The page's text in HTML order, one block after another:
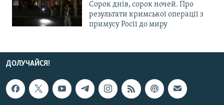
Сорок днів, сорок ночей. Про
результати кримської операції з
примусу Росії до миру
ДОЛУЧАЙСЯ!